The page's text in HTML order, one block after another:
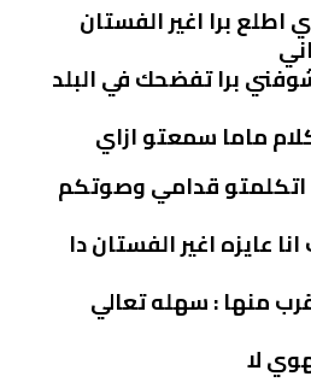
برا اغير الفستان
برا تفضحك في البلد
ماما سمعتو ازاي
اتكلمتو قدامي وصوتكم
عايزه اغير الفستان دا
منها : سهله تعالي
لا